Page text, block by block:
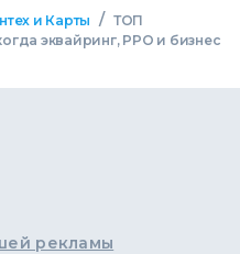
и Карты / ТОП
эквайринг, РРО и бизнес
рекламы